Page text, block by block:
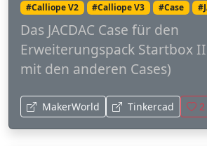
#Calliope V2
#Calliope V3 #Case
Das JACDAC Case für den
Erweiterungspack Startbox
mit den anderen Cases)
MakerWorld Tinkercad 2